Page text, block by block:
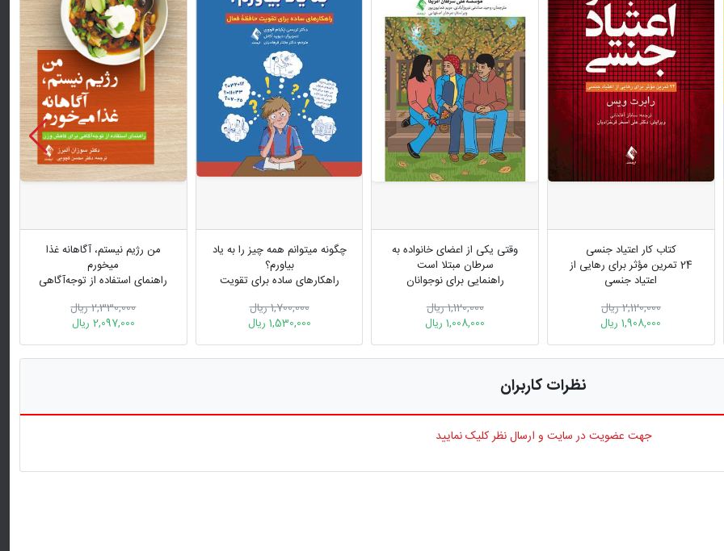
کتاب کار اعتیاد جنسی
24 تمرین مؤثر برای رهایی از
اعتیاد جنسی
2,120,000 ریال
1,908,000 ریال
وقتی یکی از اعضای خانواده به
سرطان مبتلا است
راهنمایی برای نوجوانان
1,120,000 ریال
1,008,000 ریال
چگونه میتوانم همه چیز را به یاد
بیاورم؟
راهکارهای ساده برای تقویت
1,700,000 ریال
1,530,000 ریال
من رژیم نیستم، آگاهانه غذا
میخورم
راهنمای استفاده از توجه‌آگاهی
2,330,000 ریال
2,097,000 ریال
نظرات کاربران
جهت عضویت در سایت و ارسال نظر کلیک نمایید